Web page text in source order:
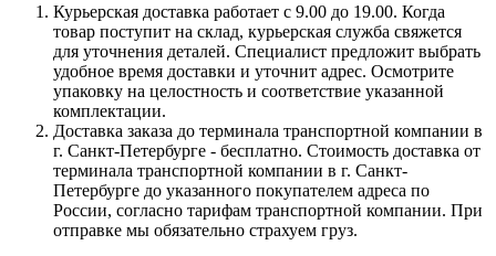
Курьерская доставка работает с 9.00 до 19.00. Когда
товар поступит на склад, курьерская служба свяжется
для уточнения деталей. Специалист предложит выбрать
удобное время доставки и уточнит адрес. Осмотрите
упаковку на целостность и соответствие указанной
комплектации.
Доставка заказа до терминала транспортной компании в
г. Санкт-Петербурге - бесплатно. Стоимость доставка от
терминала транспортной компании в г. Санкт-
Петербурге до указанного покупателем адреса по
России, согласно тарифам транспортной компании. При
отправке мы обязательно страхуем груз.